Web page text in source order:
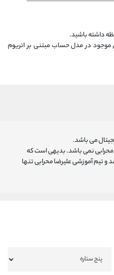
موجود در مدل حساب مبتنی بر اتریوم
می باشد.
محرابی نمی باشد. بدیهی است که
تیم آموزشی علیرضا محرابی تنها